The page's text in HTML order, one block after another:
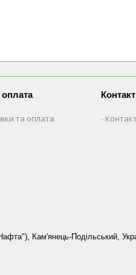
оплата
та оплата
Кам'янець-Подільський,